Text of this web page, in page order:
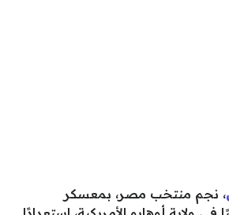
، نجم منتخب مصر، بمعسكر